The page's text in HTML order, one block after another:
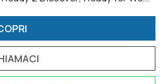
Versioni Plus